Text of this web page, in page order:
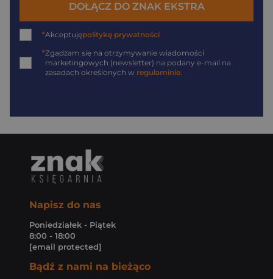
DOŁĄCZ DO ZNAK EKSTRA
*Akceptujępolitykę prywatności
*Zgadzam się na otrzymywanie wiadomości
marketingowych (newsletter) na podany e-mail na
zasadach określonych w regulaminie.
Napisz do nas
Poniedziałek - Piątek
8:00 - 18:00
[email protected]
Bądź z nami na bieżąco